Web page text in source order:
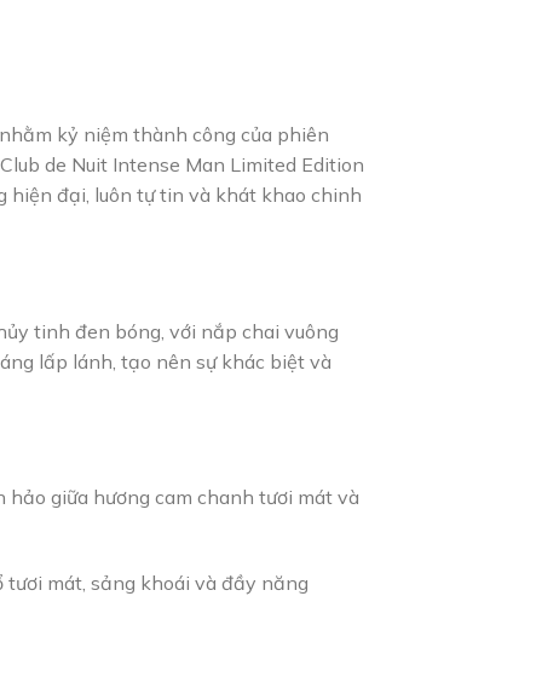
kỷ niệm thành công của phiên
de Nuit Intense Man Limited Edition
hiện đại, luôn tự tin và khát khao chinh
tinh đen bóng, với nắp chai vuông
lấp lánh, tạo nên sự khác biệt và
giữa hương cam chanh tươi mát và
tươi mát, sảng khoái và đầy năng